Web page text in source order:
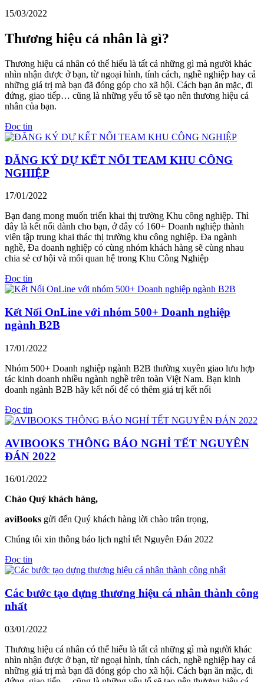
15/03/2022
Thương hiệu cá nhân là gì?
Thương hiệu cá nhân có thể hiểu là tất cả những gì mà người khác
nhìn nhận được ở bạn, từ ngoại hình, tính cách, nghề nghiệp hay cả
những giá trị mà bạn đã đóng góp cho xã hội. Cách bạn ăn mặc, đi
đứng, giao tiếp… cũng là những yếu tố sẽ tạo nên thương hiệu cá
nhân của bạn.
Đọc tin
ĐĂNG KÝ DỰ KẾT NỐI TEAM KHU CÔNG
NGHIỆP
17/01/2022
Bạn đang mong muốn triển khai thị trường Khu công nghiệp. Thì
đây là kết nối dành cho bạn, ở đây có 160+ Doanh nghiệp thành
viên tập trung khai thác thị trường khu công nghiệp. Đa ngành
nghề, Đa doanh nghiệp có cùng nhóm khách hàng sẽ cùng nhau
chia sẻ cơ hội và mối quan hệ trong Khu Công Nghiệp
Đọc tin
Kết Nối OnLine với nhóm 500+ Doanh nghiệp
ngành B2B
17/01/2022
Nhóm 500+ Doanh nghiệp ngành B2B thường xuyên giao lưu hợp
tác kinh doanh nhiều ngành nghề trên toàn Việt Nam. Bạn kinh
doanh ngành B2B hãy kết nối để có thêm giá trị kết nối
Đọc tin
AVIBOOKS THÔNG BÁO NGHỈ TẾT NGUYÊN
ĐÁN 2022
16/01/2022
Chào Quý khách hàng,
aviBooks gửi đến Quý khách hàng lời chào trân trọng,
Chúng tôi xin thông báo lịch nghỉ tết Nguyên Đán 2022
Đọc tin
Các bước tạo dựng thương hiệu cá nhân thành công
nhất
03/01/2022
Thương hiệu cá nhân có thể hiểu là tất cả những gì mà người khác
nhìn nhận được ở bạn, từ ngoại hình, tính cách, nghề nghiệp hay cả
những giá trị mà bạn đã đóng góp cho xã hội. Cách bạn ăn mặc, đi